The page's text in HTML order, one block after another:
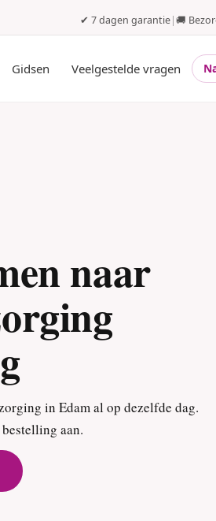
✔ 7 dagen garantie|🚚
Gidsen Veelgestelde vragen
naar
in Edam al op dezelfde dag.
aan.